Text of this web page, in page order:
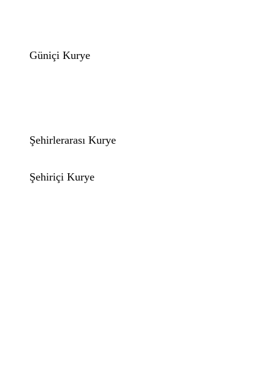
Güniçi Kurye
Şehirlerarası Kurye
Şehiriçi Kurye